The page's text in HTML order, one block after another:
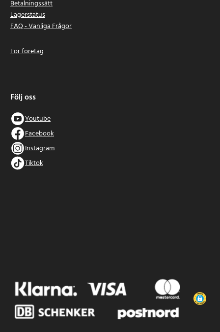
Betalningssätt
Lagerstatus
FAQ - Vanliga Frågor
För företag
Följ oss
Youtube
Facebook
Instagram
Tiktok